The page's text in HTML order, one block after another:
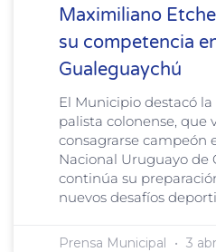
Maximiliano
su competencia
Gualeguaychú
El Municipio destacó
palista colonense, que
consagrarse campeón
Nacional Uruguayo de
continúa su
nuevos desafíos
Prensa Municipal 3